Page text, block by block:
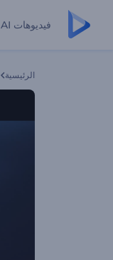
فيديوهات AI
الرئيسية